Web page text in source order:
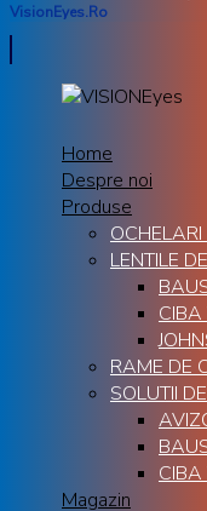
VisionEyes.Ro
Home
Despre noi
Produse
LENTILE
CIBA
RAME DE
SOLUTII
CIBA
Magazin